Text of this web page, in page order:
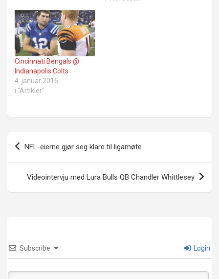
Cincinnati Bengals @
Indianapolis Colts
4. januar 2015
i "Artikler"
Innleggsnavigasjon
NFL-eierne gjør seg klare til ligamøte
Videointervju med Lura Bulls QB Chandler Whittlesey
Subscribe Login